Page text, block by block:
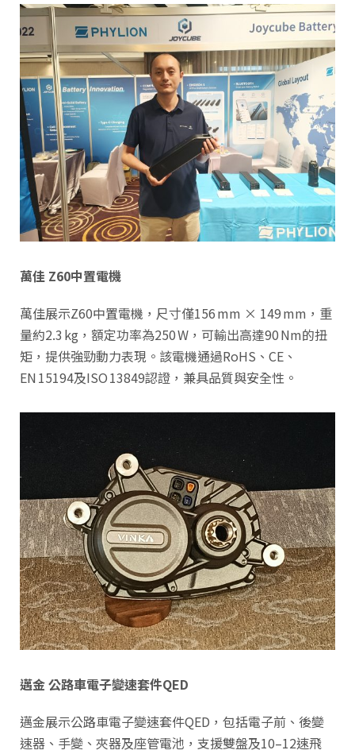
萬佳 Z60中置電機
萬佳展示Z60中置電機，尺寸僅156 mm × 149 mm，重
量約2.3 kg，額定功率為250 W，可輸出高達90 Nm的扭
矩，提供強勁動力表現。該電機通過RoHS、CE、
EN 15194及ISO 13849認證，兼具品質與安全性。
邁金 公路車電子變速套件QED
邁金展示公路車電子變速套件QED，包括電子前、後變
速器、手變、夾器及座管電池，支援雙盤及10–12速飛